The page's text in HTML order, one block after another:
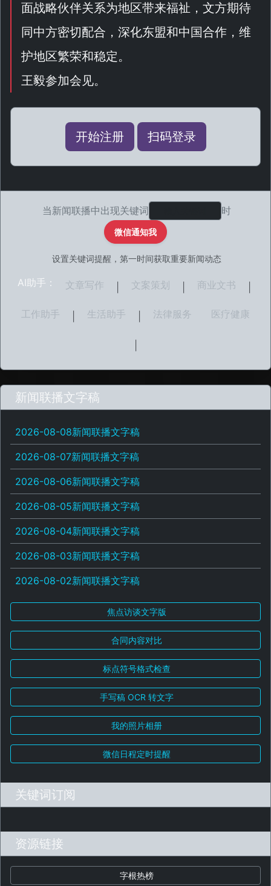
面战略伙伴关系为地区带来福祉，文方期待
同中方密切配合，深化东盟和中国合作，维
护地区繁荣和稳定。
王毅参加会见。
开始注册 扫码登录
当新闻联播中出现关键词 时
微信通知我
设置关键词提醒，第一时间获取重要新闻动态
AI助手： 文章写作 文案策划 商业文书
工作助手 生活助手 法律服务 医疗健康
新闻联播文字稿
2026-08-08新闻联播文字稿
2026-08-07新闻联播文字稿
2026-08-06新闻联播文字稿
2026-08-05新闻联播文字稿
2026-08-04新闻联播文字稿
2026-08-03新闻联播文字稿
2026-08-02新闻联播文字稿
焦点访谈文字版
合同内容对比
标点符号格式检查
手写稿 OCR 转文字
我的照片相册
微信日程定时提醒
关键词订阅
资源链接
字根热榜